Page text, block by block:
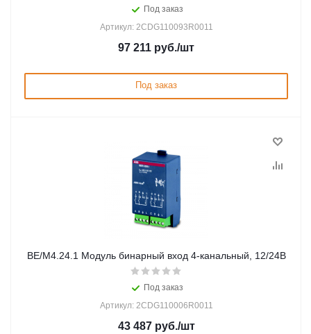
Под заказ
Артикул: 2CDG110093R0011
97 211 руб./шт
Под заказ
BE/M4.24.1 Модуль бинарный вход 4-канальный, 12/24В
Под заказ
Артикул: 2CDG110006R0011
43 487руб./шт